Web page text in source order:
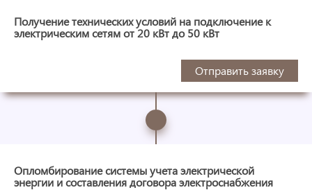
Получение технических условий на подключение к
электрическим сетям от 20 кВт до 50 кВт
Отправить заявку
Опломбирование системы учета электрической
энергии и составления договора электроснабжения